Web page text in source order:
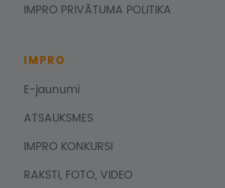
IMPRO PRIVĀTUMA POLITIKA
IMPRO
E-jaunumi
ATSAUKSMES
IMPRO KONKURSI
RAKSTI, FOTO, VIDEO